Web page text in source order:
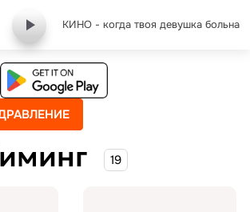
КИНО - когда твоя девушка больна
19